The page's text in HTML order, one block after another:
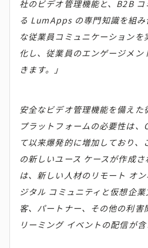
社のビデオ管理機能と、B2B
る LumApps の専門知識を組
な従業員コミュニケーション
化し、従業員のエンゲージメ
きます。」
安全なビデオ管理機能を備えた
プラットフォームの必要性は
て以来爆発的に増加しており、
の新しいユース ケースが作成
は、新しい人材のリモート オ
ジタル コミュニティと仮想企
客、パートナー、その他の利害
リーミング イベントの配信が含